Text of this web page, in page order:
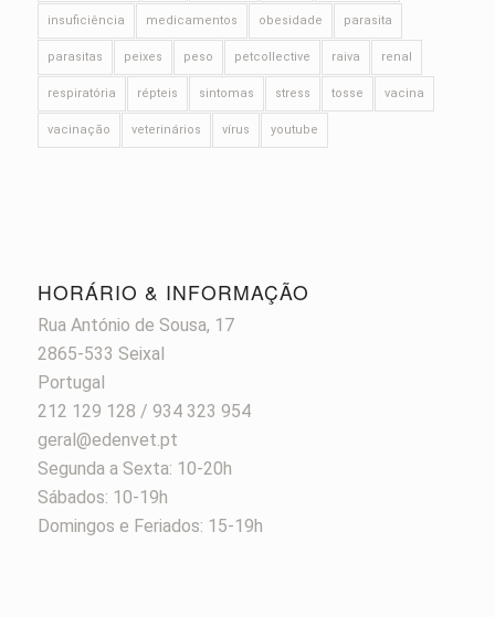
insuficiência medicamentos obesidade parasita
parasitas peixes peso petcollective raiva renal
respiratória répteis sintomas stress tosse vacina
vacinação veterinários vírus youtube
HORÁRIO & INFORMAÇÃO
Rua António de Sousa, 17
2865-533 Seixal
Portugal
212 129 128 / 934 323 954
geral@edenvet.pt
Segunda a Sexta: 10-20h
Sábados: 10-19h
Domingos e Feriados: 15-19h